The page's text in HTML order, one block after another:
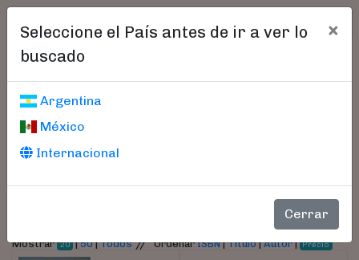
Seleccione el País antes de ir a ver lo
buscado
×
Argentina
México
Internacional
Cerrar
Libros encontrados
Parámetros
Mostrar 20 |50|Todos//OrdenarISBN|Título|Autor| Precio